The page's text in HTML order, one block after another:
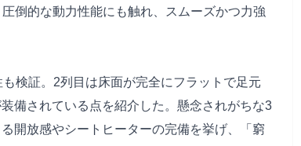
倒的な動力性能にも触れ、スムーズかつ力強
検証。2列目は床面が完全にフラットで足元
備されている点を紹介した。懸念されがちな3
開放感やシートヒーターの完備を挙げ、「窮